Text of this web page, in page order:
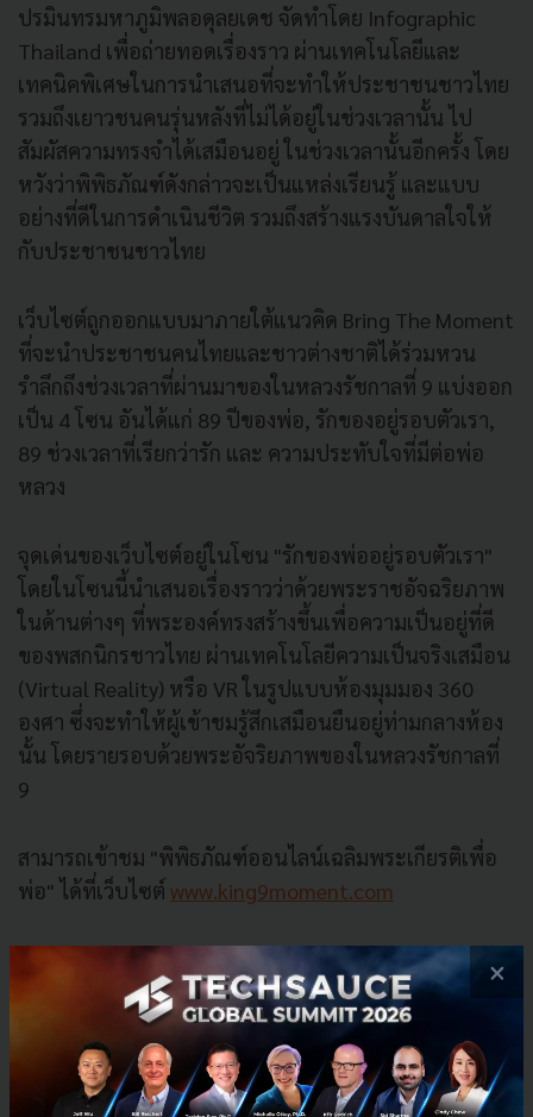
ปรมินทรมหาภูมิพลอดุลยเดช จัดทำโดย Infographic
Thailand เพื่อถ่ายทอดเรื่องราว ผ่านเทคโนโลยีและ
เทคนิคพิเศษในการนำเสนอที่จะทำให้ประชาชนชาวไทย
รวมถึงเยาวชนคนรุ่นหลังที่ไม่ได้อยู่ในช่วงเวลานั้น ไป
สัมผัสความทรงจำได้เสมือนอยู่ ในช่วงเวลานั้นอีกครั้ง โดย
หวังว่าพิพิธภัณฑ์ดังกล่าวจะเป็นแหล่งเรียนรู้ และแบบ
อย่างที่ดีในการดำเนินชีวิต รวมถึงสร้างแรงบันดาลใจให้
กับประชาชนชาวไทย
เว็บไซต์ถูกออกแบบมาภายใต้แนวคิด Bring The Moment
ที่จะนำประชาชนคนไทยและชาวต่างชาติได้ร่วมหวน
รำลึกถึงช่วงเวลาที่ผ่านมาของในหลวงรัชกาลที่ 9 แบ่งออก
เป็น 4 โซน อันได้แก่ 89 ปีของพ่อ, รักของอยู่รอบตัวเรา,
89 ช่วงเวลาที่เรียกว่ารัก และ ความประทับใจที่มีต่อพ่อ
หลวง
จุดเด่นของเว็บไซต์อยู่ในโซน "รักของพ่ออยู่รอบตัวเรา"
โดยในโซนนี้นำเสนอเรื่องราวว่าด้วยพระราชอัจฉริยภาพ
ในด้านต่างๆ ที่พระองค์ทรงสร้างขึ้นเพื่อความเป็นอยู่ที่ดี
ของพสกนิกรชาวไทย ผ่านเทคโนโลยีความเป็นจริงเสมือน
(Virtual Reality) หรือ VR ในรูปแบบห้องมุมมอง 360
องศา ซึ่งจะทำให้ผู้เข้าชมรู้สึกเสมือนยืนอยู่ท่ามกลางห้อง
นั้น โดยรายรอบด้วยพระอัจริยภาพของในหลวงรัชกาลที่
9
สามารถเข้าชม "พิพิธภัณฑ์ออนไลน์เฉลิมพระเกียรติเพื่อ
พ่อ" ได้ที่เว็บไซต์ www.king9moment.com
Father.in.th สารานุกรมของพ่อ ×